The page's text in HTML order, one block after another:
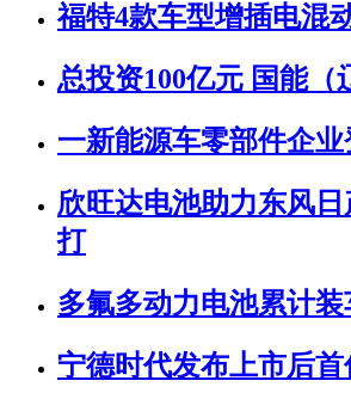
福特4款车型增插电混
总投资100亿元 国能（
一新能源车零部件企
欣旺达电池助力东风
打
多氟多动力电池累计装
宁德时代发布上市后